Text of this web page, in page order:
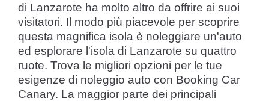
di Lanzarote ha molto altro da offrire ai suoi
visitatori. Il modo più piacevole per scoprire
questa magnifica isola è noleggiare un'auto
ed esplorare l'isola di Lanzarote su quattro
ruote. Trova le migliori opzioni per le tue
esigenze di noleggio auto con Booking Car
Canary. La maggior parte dei principali